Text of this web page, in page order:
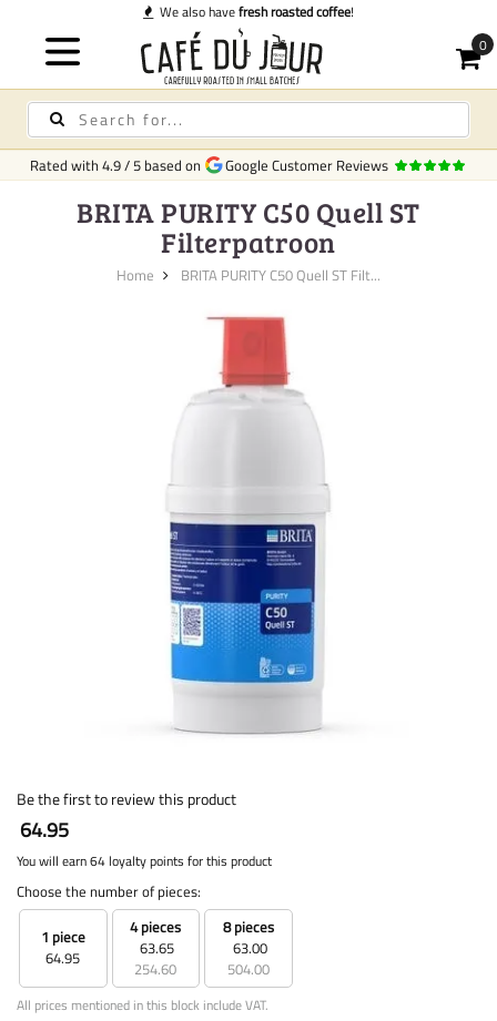
fresh roasted coffee!
Rated with4.9/5 based on Google Customer Reviews
BRITA PURITY C50 Quell ST
Filterpatroon
Home BRITA PURITY C50 Quell ST Filt...
Be the first to review this product
64.95
You will earn 64 loyalty points for this product
Choose the number of pieces:
1 piece
64.95
4 pieces
63.65
254.60
8 pieces
63.00
504.00
All prices mentioned in this block include VAT.